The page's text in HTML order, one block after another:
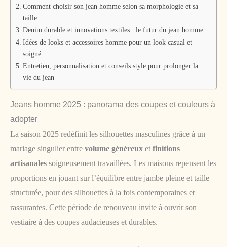
Comment choisir son jean homme selon sa morphologie et sa
taille
Denim durable et innovations textiles : le futur du jean homme
Idées de looks et accessoires homme pour un look casual et
soigné
Entretien, personnalisation et conseils style pour prolonger la
vie du jean
Jeans homme 2025 : panorama des coupes et couleurs à
adopter
La saison 2025 redéfinit les silhouettes masculines grâce à un
mariage singulier entre volume généreux et finitions
artisanales soigneusement travaillées. Les maisons repensent les
proportions en jouant sur l’équilibre entre jambe pleine et taille
structurée, pour des silhouettes à la fois contemporaines et
rassurantes. Cette période de renouveau invite à ouvrir son
vestiaire à des coupes audacieuses et durables.